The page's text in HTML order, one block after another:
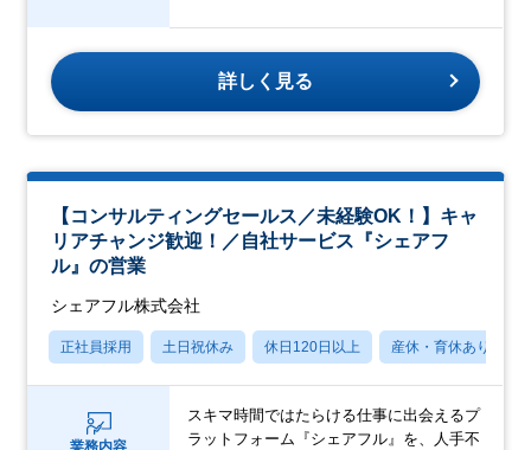
詳しく見る
【コンサルティングセールス／未経験OK！】キャ
リアチャンジ歓迎！／自社サービス『シェアフ
ル』の営業
シェアフル株式会社
正社員採用 土日祝休み 休日120日以上 産休・育休あり
業務内容
スキマ時間ではたらける仕事に出会えるプ
ラットフォーム『シェアフル』を、人手不